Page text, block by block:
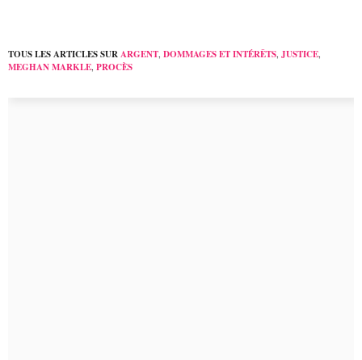
TOUS LES ARTICLES SURARGENT, DOMMAGES ET INTÉRÊTS, JUSTICE,
MEGHAN MARKLE, PROCÈS